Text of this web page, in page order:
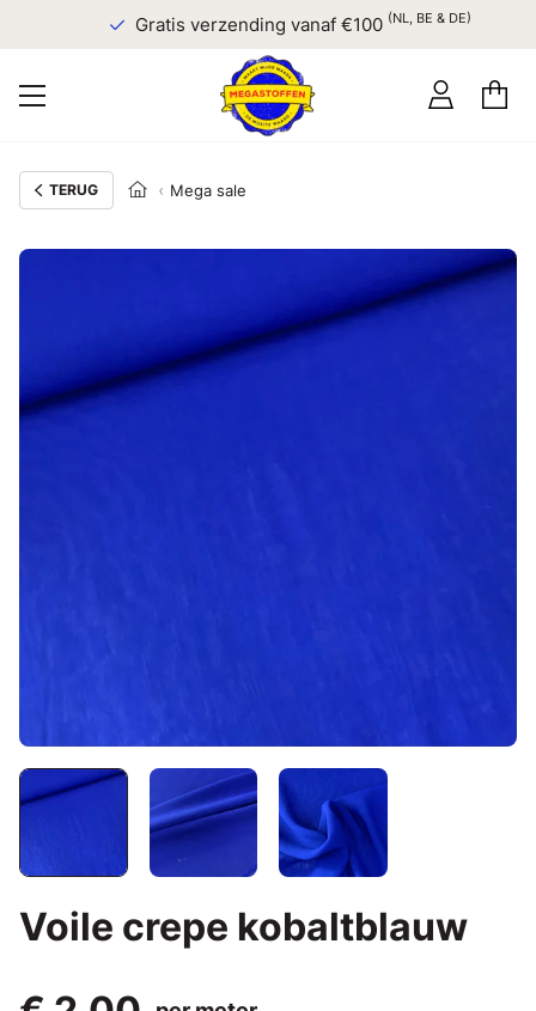
Gratis verzending vanaf €100(NL, BE & DE)
TERUG Mega sale
Voile crepe kobaltblauw